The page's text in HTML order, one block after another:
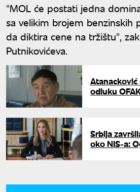
"MOL će postati jedna
sa velikim brojem benzinskih
da diktira cene na tržištu",
Putnikovićeva.
odluku
Srbija
oko NIS-a: